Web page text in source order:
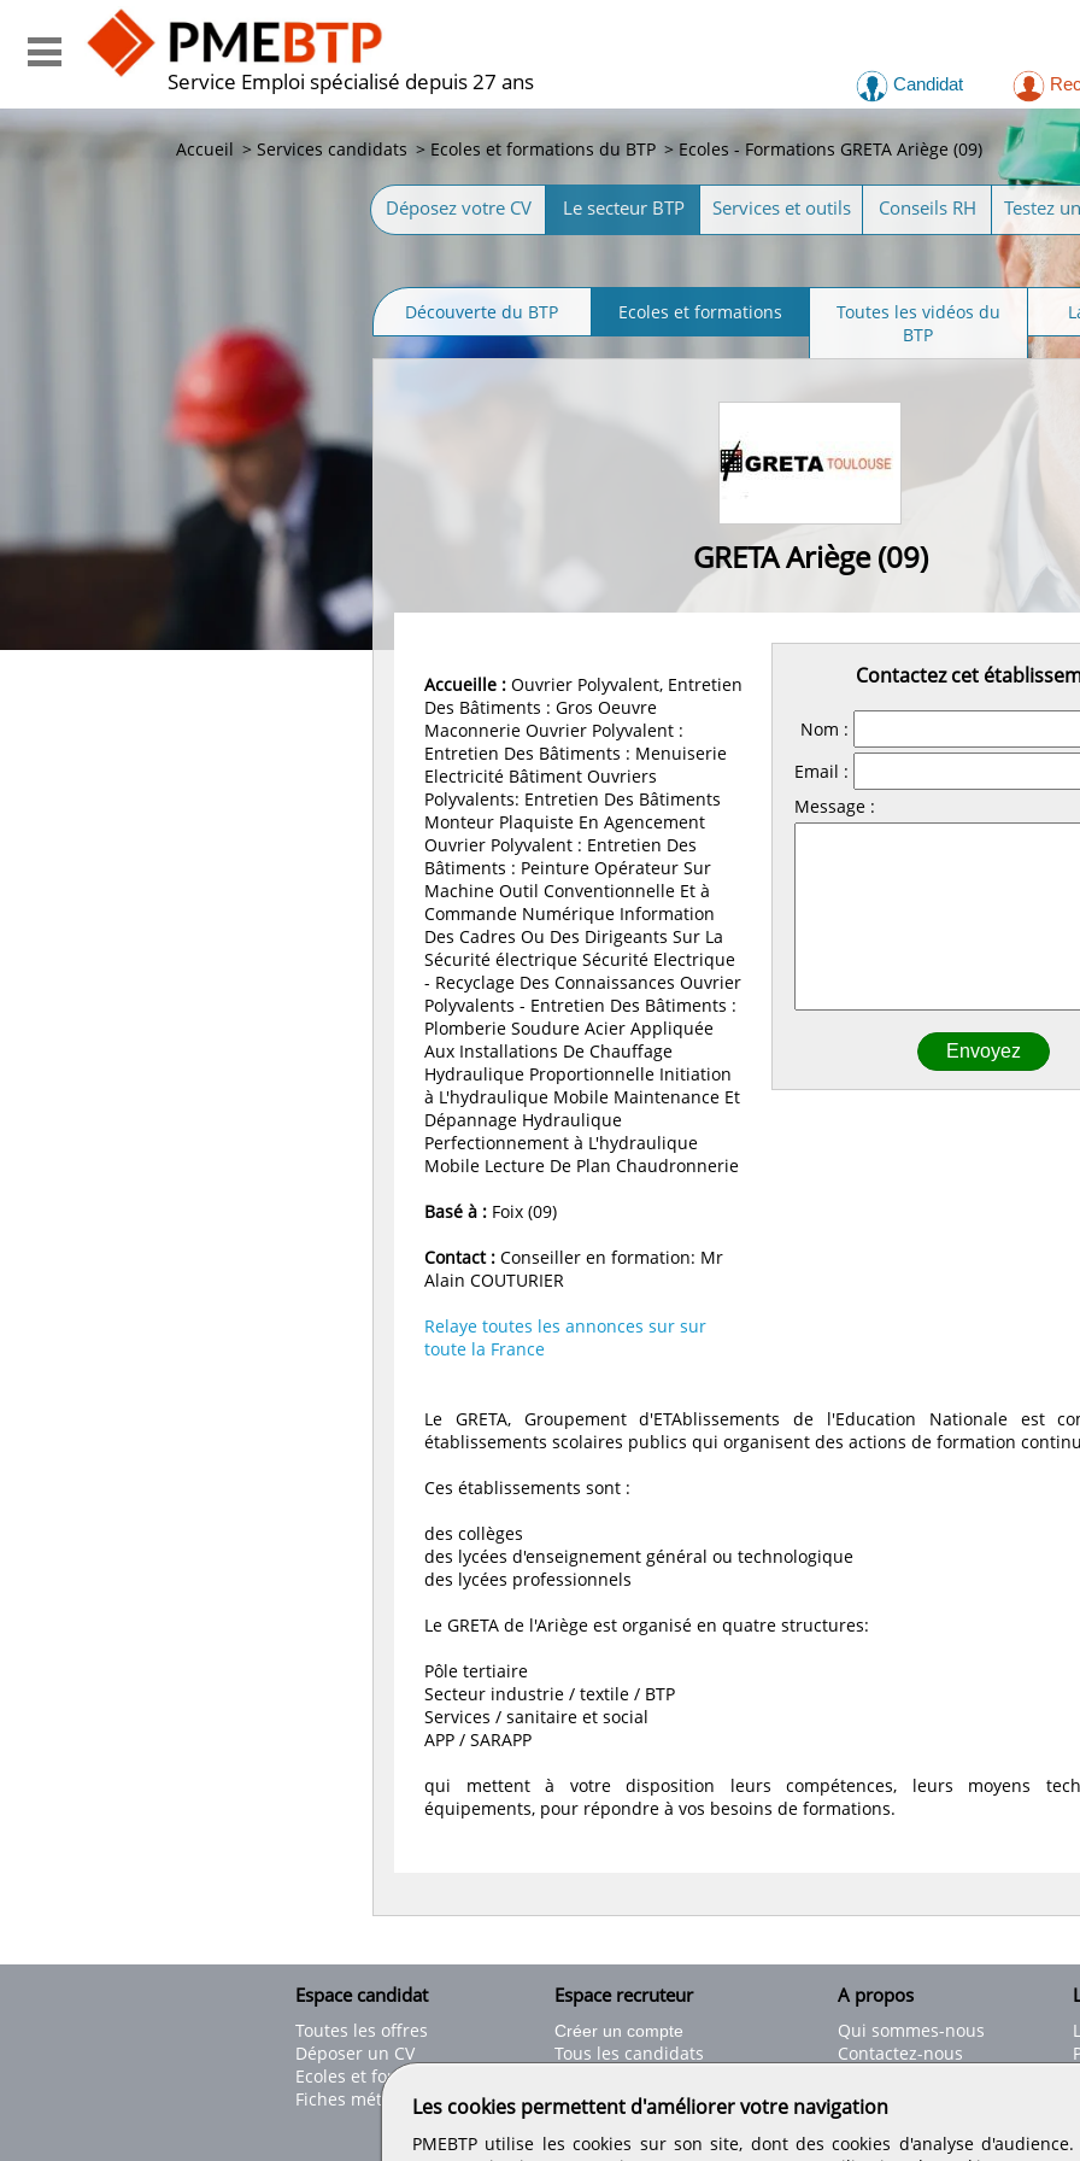
Service Emploi spécialisé depuis 27 ans Candidat
Accueil > Services candidats > Ecoles et formations du BTP > Ecoles - Formations GRETA Ariège (09)
Déposez votre CV Le secteur BTP Services et outils Conseils RH Testez
Découverte du BTP Ecoles et formations
Toutes les vidéos du
BTP
GRETA Ariège (09)
Accueille : Ouvrier Polyvalent, Entretien
Des Bâtiments : Gros Oeuvre
Maconnerie Ouvrier Polyvalent :
Entretien Des Bâtiments : Menuiserie
Electricité Bâtiment Ouvriers
Polyvalents: Entretien Des Bâtiments
Monteur Plaquiste En Agencement
Ouvrier Polyvalent : Entretien Des
Bâtiments : Peinture Opérateur Sur
Machine Outil Conventionnelle Et à
Commande Numérique Information
Des Cadres Ou Des Dirigeants Sur La
Sécurité électrique Sécurité Electrique
- Recyclage Des Connaissances Ouvrier
Polyvalents - Entretien Des Bâtiments :
Plomberie Soudure Acier Appliquée
Aux Installations De Chauffage
Hydraulique Proportionnelle Initiation
à L'hydraulique Mobile Maintenance Et
Dépannage Hydraulique
Perfectionnement à L'hydraulique
Mobile Lecture De Plan Chaudronnerie
Basé à : Foix (09)
Contact : Conseiller en formation: Mr
Alain COUTURIER
Relaye toutes les annonces sur sur
toute la France
Contactez cet
Nom :
Email :
Message :
Le GRETA, Groupement d'ETAblissements de l'Education Nationale est
établissements scolaires publics qui organisent des actions de formation
Ces établissements sont :
des collèges
des lycées d'enseignement général ou technologique
des lycées professionnels
Le GRETA de l'Ariège est organisé en quatre structures:
Pôle tertiaire
Secteur industrie / textile / BTP
Services / sanitaire et social
APP / SARAPP
qui mettent à votre disposition leurs compétences, leurs moyens
équipements, pour répondre à vos besoins de formations.
Espace candidat
Toutes les offres
Déposer un CV
Ecoles et formations
Fiches métiers
Espace recruteur
Créer un compte
Tous les candidats
Déposer une offre de stage
Nos tarifs
A propos
Qui sommes-nous
Contactez-nous
Informations légales
Conditions générales
Rejoignez nos équipes
Les cookies permettent d'améliorer votre navigation
PMEBTP utilise les cookies sur son site, dont des cookies d'analyse